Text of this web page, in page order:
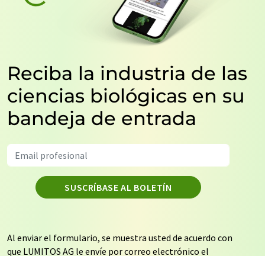
Reciba la industria de las
ciencias biológicas en su
bandeja de entrada
SUSCRÍBASE AL BOLETÍN
Al enviar el formulario, se muestra usted de acuerdo con
que LUMITOS AG le envíe por correo electrónico el